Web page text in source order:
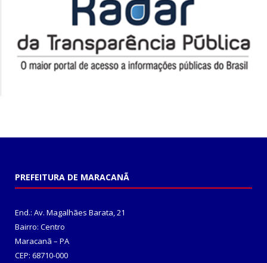
PREFEITURA DE MARACANÃ
End.: Av. Magalhães Barata, 21
Bairro: Centro
Maracanã – PA
CEP: 68710-000